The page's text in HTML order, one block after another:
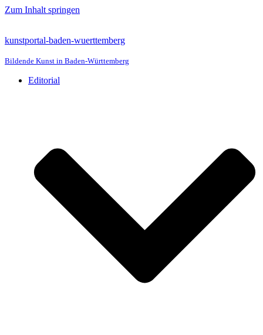
Zum Inhalt springen
kunstportal-baden-wuerttemberg
Bildende Kunst in Baden-Württemberg
Editorial